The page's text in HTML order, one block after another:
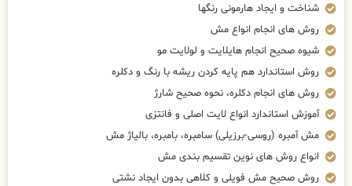
شناخت و ایجاد هارمونی رنگها
روش های انجام انواع مش
شیوه صحیح انجام هایلایت و لولایت مو
روش استاندارد هم پایه کردن ریشه با رنگ و دکلره
روش های انجام دکلره، نحوه صحیح شارژ
آموزش استاندارد انواع لایت اصلی و فانتزی
مش آمبره (روسی-برزیلی) سامبره، بامبره، بالیاژ مش
انواع روش های نوین تقسیم بندی مش
روش صحیح مش فویلی و کلاهی بدون ایجاد نشتی